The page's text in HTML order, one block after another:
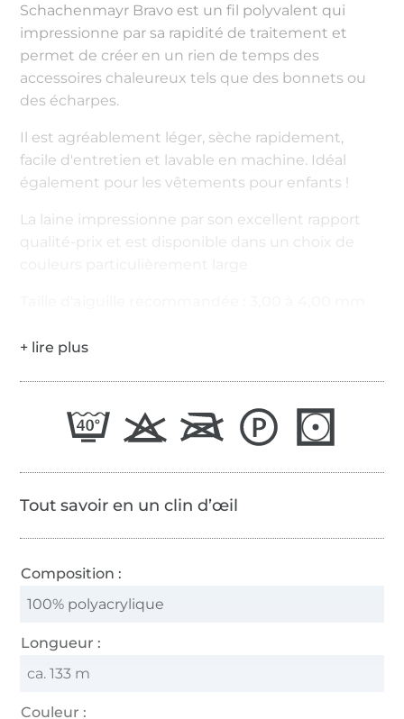
Schachenmayr Bravo est un fil polyvalent qui
impressionne par sa rapidité de traitement et
permet de créer en un rien de temps des
accessoires chaleureux tels que des bonnets ou
des écharpes.
Il est agréablement léger, sèche rapidement,
facile d'entretien et lavable en machine. Idéal
également pour les vêtements pour enfants !
La laine impressionne par son excellent rapport
qualité-prix et est disponible dans un choix de
Tout savoir en un clin d’œil
Composition :
100% polyacrylique
Longueur :
ca. 133 m
Couleur :